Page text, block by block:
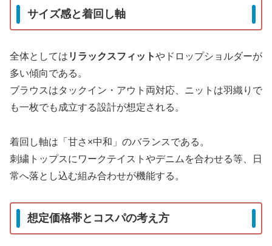
サイズ感と着回し軸
全体としては リラックスフィットやドロップショルダーが
多い傾向である。
ブラウスはタックイン・アウト両対応、ニットは羽織りで
も一枚でも成立する設計が想定される。
着回し軸は「甘さ×中和」のバランスである。
刺繍トップスにワークテイストやデニムを合わせる等、日
常へ落とし込む組み合わせが機能する。
想定価格帯とコスパの考え方